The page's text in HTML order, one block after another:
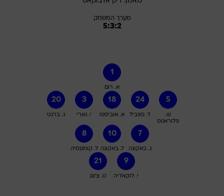
מערך המשחק
5:3:2
1
א. רום
20
ג. ברנט
3
י. גארי
18
א. אוביספו
24
ד. פונביל
5
ש.
פלוראנוס
8
ל. קומננסיה
10
ל. באקונה
7
ג. באקונה
21
ט. צ'ונג
9
י. לוקאדיה